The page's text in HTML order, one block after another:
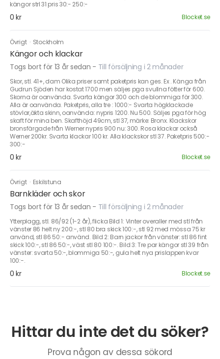
kängor strl 31 pris 30:- 250:-
0 kr Blocket.se
Övrigt · Stockholm
Kängor och klackar
Togs bort för 13 år sedan - Till försäljning i 2 månader
Skor, stl. 41+, dam Olika priser samt paketpris kan ges. Ex . Känga från
Gudrun Sjöden har kostat 1700 men säljes pga svullna fötter för 600.
Skorna är oanvända. Svarta kängor 300 och de blommiga för 300.
Alla är oanvända. Paketpris, alla tre : 1000:- Svarta högklackade
stövlar,äkta skinn, oanvända: nypris 1200. Nu 500. Säljes pga för hög
skaft för mina ben. Skafthöjd 49cm, stl 37, märke: Bronx. Klackskor
bronsfärgade från Werner nypris 900 nu: 300. Rosa klackar också
Werner 200kr. Svarta klackar 100 kr. Alla klackskor stl 37. Paketpris 500:-
300:-
0 kr Blocket.se
Övrigt · Eskilstuna
Barnkläder och skor
Togs bort för 13 år sedan - Till försäljning i 2 månader
Ytterplagg, stl. 86/92 (1-2 år), flicka Bild 1: Vinter overaller med stl från
vänster 86 helt ny 200:-, stl 80 bra skick 100:-, stl 92 med mössa 75 kr
använd, stl 86 50:- använd. Bild 2: Barn jackor från vänster: stl 86 fint
skick 100:-, stl 86 50:-, väst stl 80 100:-. Bild 3: Tre par kängor stl 39 från
vänster: svarta 50:-, blommiga 50:-, gula helt nya prislappen kvar
100:-.
0 kr Blocket.se
Hittar du inte det du söker?
Prova någon av dessa sökord